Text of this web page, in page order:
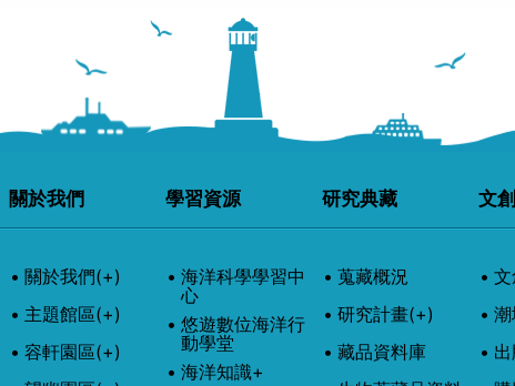
關於我們
關於我們(+)
主題館區(+)
容軒園區(+)
學習資源
海洋科學學習中
心
悠遊數位海洋行
動學堂
海洋知識+
研究典藏
蒐藏概況
研究計畫(+)
藏品資料庫
文